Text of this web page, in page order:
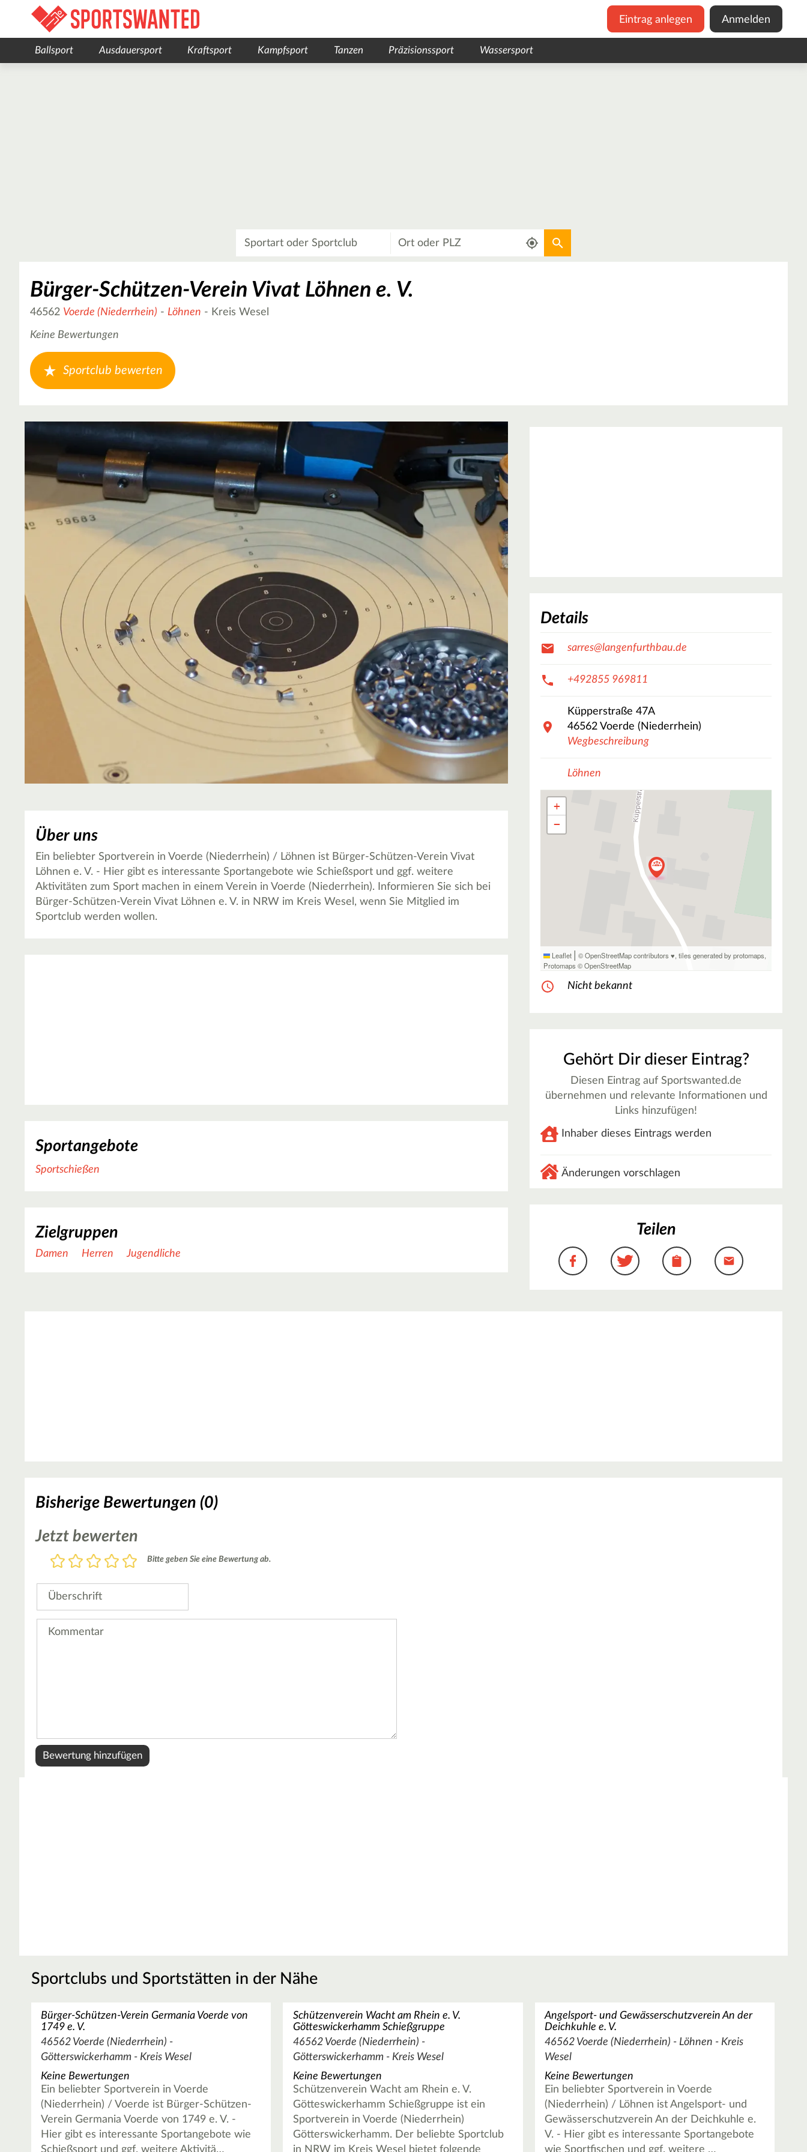
Eintrag anlegen Anmelden
Ballsport Ausdauersport Kraftsport Kampfsport Tanzen Präzisionssport Wassersport
Aktuellen Standort verwenden
Bürger-Schützen-Verein Vivat Löhnen e. V.
46562 Voerde (Niederrhein) - Löhnen - Kreis Wesel
Keine Bewertungen
Sportclub bewerten
Über uns
Ein beliebter Sportverein in Voerde (Niederrhein) / Löhnen ist Bürger-Schützen-Verein Vivat
Löhnen e. V. - Hier gibt es interessante Sportangebote wie Schießsport und ggf. weitere
Aktivitäten zum Sport machen in einem Verein in Voerde (Niederrhein). Informieren Sie sich bei
Bürger-Schützen-Verein Vivat Löhnen e. V. in NRW im Kreis Wesel, wenn Sie Mitglied im
Sportclub werden wollen.
Sportangebote
Sportschießen
Zielgruppen
Damen Herren Jugendliche
Details
sarres@langenfurthbau.de
+492855 969811
Küpperstraße 47A
46562 Voerde (Niederrhein)
Wegbeschreibung
Löhnen
+
−
Leaflet | © OpenStreetMap contributors ♥,tiles generated by protomaps,
Protomaps ©OpenStreetMap
Nicht bekannt
Gehört Dir dieser Eintrag?
Diesen Eintrag auf Sportswanted.de
übernehmen und relevante Informationen und
Links hinzufügen!
Inhaber dieses Eintrags werden
Änderungen vorschlagen
Teilen
Bisherige Bewertungen (0)
Jetzt bewerten
Bewertung
5
4
3
2
1
Bitte geben Sie eine Bewertung ab.
Überschrift
Sportclubs und Sportstätten in der Nähe
Bürger-Schützen-Verein Germania Voerde von
1749 e. V.
46562 Voerde (Niederrhein) -
Götterswickerhamm - Kreis Wesel
Keine Bewertungen
Ein beliebter Sportverein in Voerde
(Niederrhein) / Voerde ist Bürger-Schützen-
Verein Germania Voerde von 1749 e. V. -
Hier gibt es interessante Sportangebote wie
Schießsport und ggf. weitere Aktivitä…
Schützenverein Wacht am Rhein e. V.
Götteswickerhamm Schießgruppe
46562 Voerde (Niederrhein) -
Götterswickerhamm - Kreis Wesel
Keine Bewertungen
Schützenverein Wacht am Rhein e. V.
Götteswickerhamm Schießgruppe ist ein
Sportverein in Voerde (Niederrhein)
Götterswickerhamm. Der beliebte Sportclub
in NRW im Kreis Wesel bietet folgende
Angelsport- und Gewässerschutzverein An der
Deichkuhle e. V.
46562 Voerde (Niederrhein) - Löhnen - Kreis
Wesel
Keine Bewertungen
Ein beliebter Sportverein in Voerde
(Niederrhein) / Löhnen ist Angelsport- und
Gewässerschutzverein An der Deichkuhle e.
V. - Hier gibt es interessante Sportangebote
wie Sportfischen und ggf. weitere …